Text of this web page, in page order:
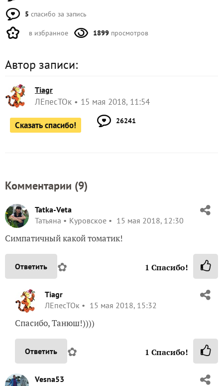
5 спасибо за запись
в избранное 1899 просмотров
Автор записи:
Tiagr
ЛЕпесТОк 15 мая 2018, 11:54
Сказать спасибо! 26241
Комментарии (9)
Tatka-Veta
Татьяна
Куровское 15 мая 2018, 12:30
Симпатичный какой томатик!
Ответить ✿ 1 Спасибо!
Tiagr
ЛЕпесТОк
15 мая 2018, 15:32
Спасибо, Танюш!))))
Ответить ✿ 1 Спасибо!
Vesna53